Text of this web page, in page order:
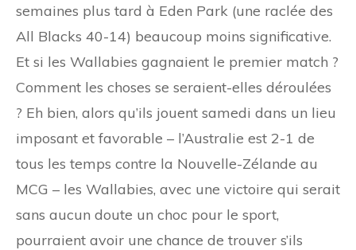
semaines plus tard à Eden Park (une raclée des
All Blacks 40-14) beaucoup moins significative.
Et si les Wallabies gagnaient le premier match ?
Comment les choses se seraient-elles déroulées
? Eh bien, alors qu’ils jouent samedi dans un lieu
imposant et favorable – l’Australie est 2-1 de
tous les temps contre la Nouvelle-Zélande au
MCG – les Wallabies, avec une victoire qui serait
sans aucun doute un choc pour le sport,
pourraient avoir une chance de trouver s’ils